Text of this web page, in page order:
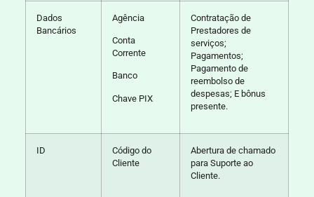
Dados
Bancários
Agência
Conta
Corrente
Banco
Chave PIX
Contratação de
Prestadores de
serviços;
Pagamentos;
Pagamento de
reembolso de
despesas; E bônus
presente.
ID
Código do
Cliente
Abertura de chamado
para Suporte ao
Cliente.